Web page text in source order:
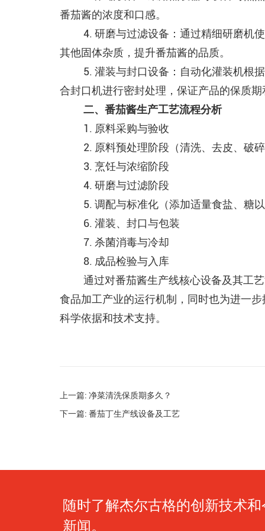
番茄酱的浓度和口感。
4. 研磨与过滤设备：通过精细研磨机
其他固体杂质，提升番茄酱的品质。
5. 灌装与封口设备：自动化灌装机根
合封口机进行密封处理，保证产品的保质
二、番茄酱生产工艺流程分析
1. 原料采购与验收
2. 原料预处理阶段（清洗、去皮、破
3. 烹饪与浓缩阶段
4. 研磨与过滤阶段
5. 调配与标准化（添加适量食盐、糖
6. 灌装、封口与包装
7. 杀菌消毒与冷却
8. 成品检验与入库
通过对番茄酱生产线核心设备及其工
食品加工产业的运行机制，同时也为进一
科学依据和技术支持。
上一篇: 净菜清洗保质期多久？
下一篇: 番茄丁生产线设备及工艺
随时了解杰尔古格的创新技术
新闻。